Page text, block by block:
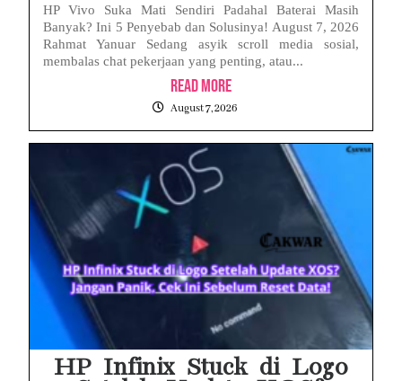
HP Vivo Suka Mati Sendiri Padahal Baterai Masih
Banyak? Ini 5 Penyebab dan Solusinya! August 7, 2026
Rahmat Yanuar Sedang asyik scroll media sosial,
membalas chat pekerjaan yang penting, atau...
Read More
August 7, 2026
HP Infinix Stuck di Logo